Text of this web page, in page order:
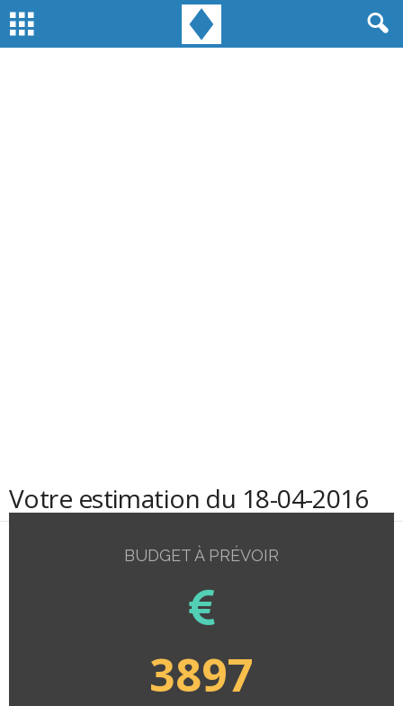
Votre estimation du 18-04-2016
BUDGET À PRÉVOIR
3897